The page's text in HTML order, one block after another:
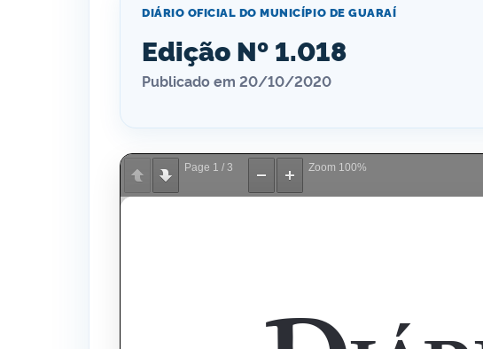
DIÁRIO OFICIAL DO MUNICÍPIO DE GUARAÍ
Edição Nº 1.018
Publicado em 20/10/2020
Page 1 / 3 Zoom 100%